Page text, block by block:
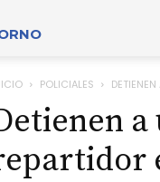
POLICIALES